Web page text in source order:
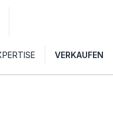
VERKAUFEN